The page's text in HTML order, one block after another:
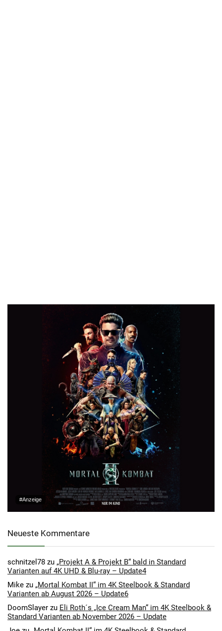
#Anzeige
Neueste Kommentare
schnitzel78 zu „Projekt A & Projekt B“ bald in Standard
Varianten auf 4K UHD & Blu-ray – Update4
Mike zu „Mortal Kombat II“ im 4K Steelbook & Standard
Varianten ab August 2026 – Update6
DoomSlayer zu Eli Roth´s „Ice Cream Man“ im 4K Steelbook &
Standard Varianten ab November 2026 – Update